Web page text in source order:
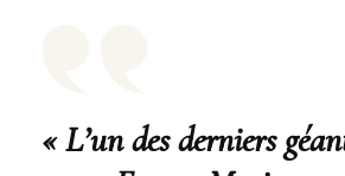
« L’un des derniers